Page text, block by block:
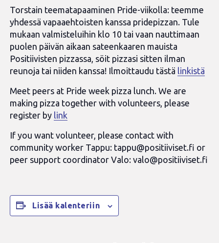
Torstain teematapaaminen Pride-viikolla: teemme
yhdessä vapaaehtoisten kanssa pridepizzan. Tule
mukaan valmisteluihin klo 10 tai vaan nauttimaan
puolen päivän aikaan sateenkaaren mauista
Positiivisten pizzassa, söit pizzasi sitten ilman
reunoja tai niiden kanssa! Ilmoittaudu tästä linkistä
Meet peers at Pride week pizza lunch. We are
making pizza together with volunteers, please
register by link
If you want volunteer, please contact with
community worker Tappu: tappu@positiiviset.fi or
peer support coordinator Valo: valo@positiiviset.fi
Lisää kalenteriin